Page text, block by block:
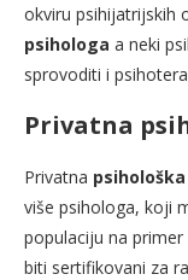
okviru psihijatrijskih
psihologa a neki
sprovoditi i
Privatna
Privatna
više psihologa, koji
populaciju na primer
biti sertifikovani za